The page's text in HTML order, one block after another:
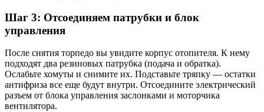
Шаг 3: Отсоединяем патрубки и блок
управления
После снятия торпедо вы увидите корпус отопителя. К нему
подходят два резиновых патрубка (подача и обратка).
Ослабьте хомуты и снимите их. Подставьте тряпку — остатки
антифриза все еще будут внутри. Отсоедините электрический
разъем от блока управления заслонками и моторчика
вентилятора.